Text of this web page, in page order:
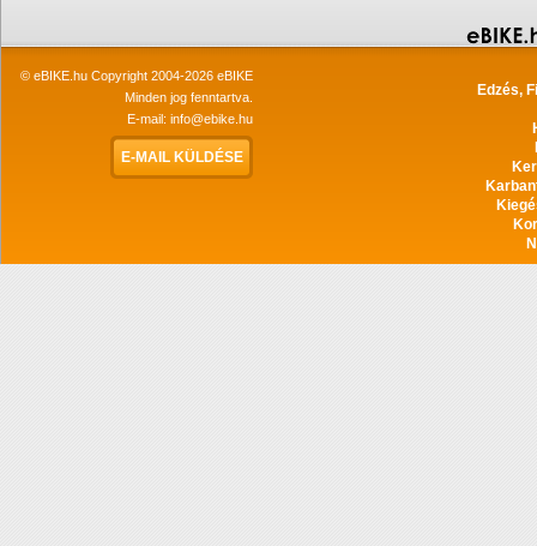
© eBIKE.hu Copyright 2004-2026 eBIKE
Minden jog fenntartva.
E-mail: info@ebike.hu
E-MAIL KÜLDÉSE
Edzés,